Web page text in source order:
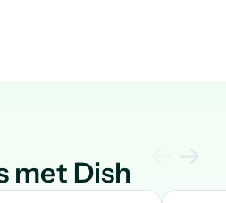
met Dish